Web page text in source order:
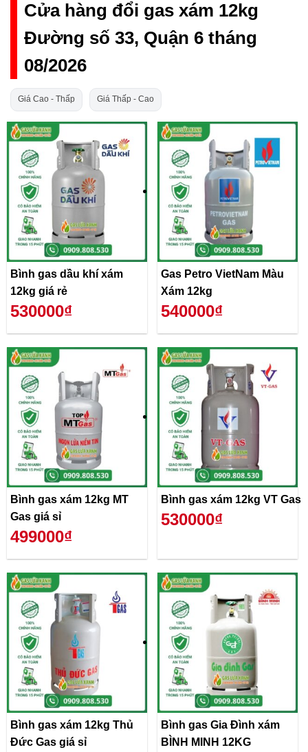
Cửa hàng đổi gas xám 12kg
Đường số 33, Quận 6 tháng
08/2026
Giá Cao - Thấp Giá Thấp - Cao
Bình gas dầu khí xám
12kg giá rẻ
530000₫
Gas Petro VietNam Màu
Xám 12kg
540000₫
Bình gas xám 12kg MT
Gas giá sỉ
499000₫
Bình gas xám 12kg VT Gas
530000₫
Bình gas xám 12kg Thủ
Đức Gas giá sỉ
Bình gas Gia Đình xám
BÌNH MINH 12KG